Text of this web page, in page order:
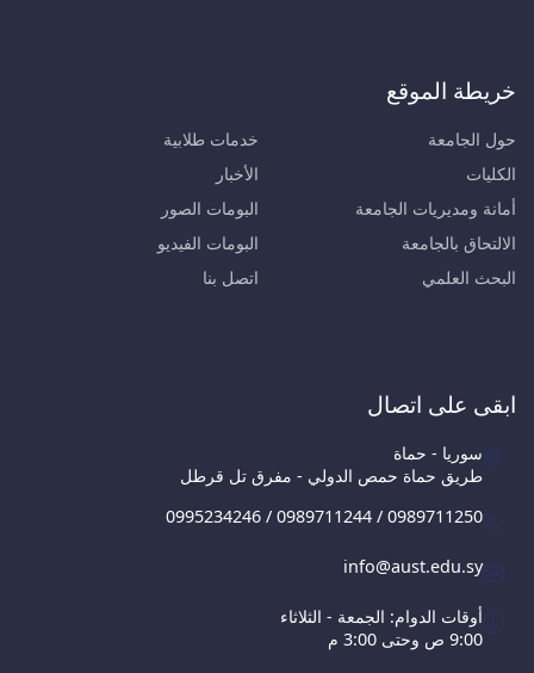
خريطة الموقع
حول الجامعة
الكليات
أمانة ومديريات الجامعة
الالتحاق بالجامعة
البحث العلمي
خدمات طلابية
الأخبار
البومات الصور
البومات الفيديو
اتصل بنا
ابقى على اتصال
سوريا - حماة
طريق حماة حمص الدولي - مفرق تل قرطل
0995234246 / 0989711244 / 0989711250
info@aust.edu.sy
أوقات الدوام: الجمعة - الثلاثاء
9:00 ص وحتى 3:00 م